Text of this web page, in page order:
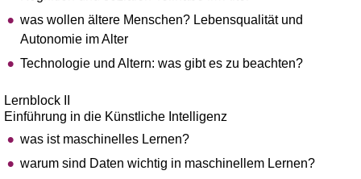
was wollen ältere Menschen? Lebensqualität und
Autonomie im Alter
Technologie und Altern: was gibt es zu beachten?
Lernblock II
Einführung in die Künstliche Intelligenz
was ist maschinelles Lernen?
warum sind Daten wichtig in maschinellem Lernen?